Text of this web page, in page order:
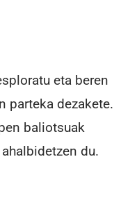
eta beren
parteka dezakete.
baliotsuak
du.